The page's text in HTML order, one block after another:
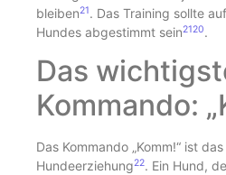
bleiben21. Das Training sollte
Hundes abgestimmt sein2120.
Das
Kommando:
Das Kommando „Komm!“ ist
Hundeerziehung22. Ein Hund,